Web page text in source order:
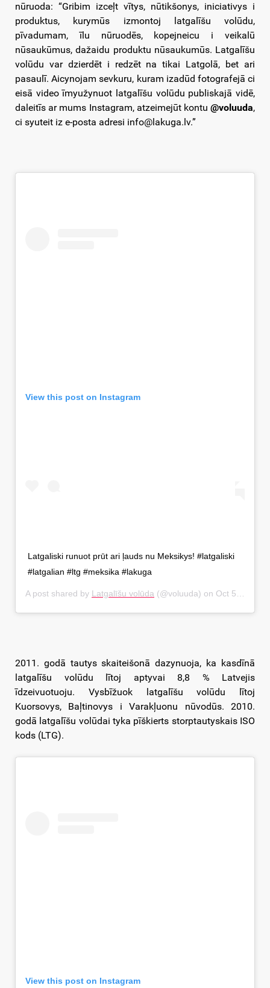
nūruoda: “Gribim izceļt vītys, nūtikšonys, iniciativys i
produktus, kurymūs izmontoj latgalīšu volūdu,
pīvadumam, īlu nūruodēs, kopejneicu i veikalū
nūsaukūmus, dažaidu produktu nūsaukumūs. Latgalīšu
volūdu var dzierdēt i redzēt na tikai Latgolā, bet ari
pasaulī. Aicynojam sevkuru, kuram izadūd fotografejā ci
eisā video īmyužynuot latgalīšu volūdu publiskajā vidē,
daleitīs ar mums Instagram, atzeimejūt kontu @voluuda,
ci syuteit iz e-posta adresi info@lakuga.lv.”
View this post on Instagram
Latgaliski runuot prūt ari ļauds nu Meksikys! #latgaliski
#latgalian #ltg #meksika #lakuga
A post shared by Latgalīšu volūda (@voluuda) on Oct 5, 2018 at 12:44am PDT
2011. godā tautys skaiteišonā dazynuoja, ka kasdīnā
latgalīšu volūdu lītoj aptyvai 8,8 % Latvejis
īdzeivuotuoju. Vysbīžuok latgalīšu volūdu lītoj
Kuorsovys, Baļtinovys i Varakļuonu nūvodūs. 2010.
godā latgalīšu volūdai tyka pīškierts storptautyskais ISO
kods (LTG).
View this post on Instagram